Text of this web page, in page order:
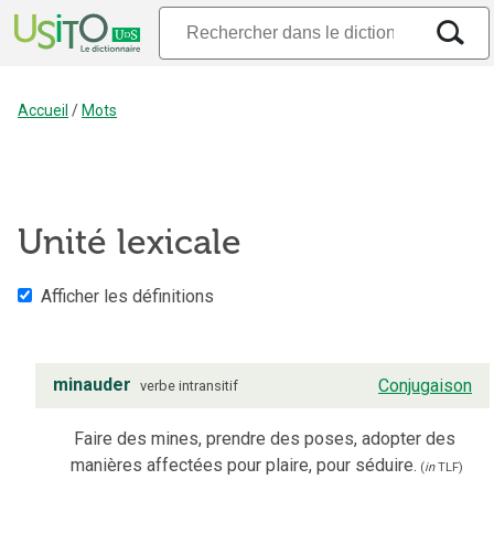
Accueil / Mots
Unité lexicale
Afficher les définitions
minauder verbe intransitif Conjugaison
Faire des mines, prendre des poses, adopter des
manières affectées pour plaire, pour séduire. (inTLF)